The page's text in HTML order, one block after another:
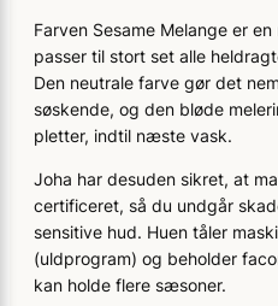
Farven Sesame Melange er
passer til stort set alle
Den neutrale farve gør det
søskende, og den bløde
pletter, indtil næste vask.
Joha har desuden sikret, at
certificeret, så du undgår
sensitive hud. Huen tåler
(uldprogram) og beholder
kan holde flere sæsoner.